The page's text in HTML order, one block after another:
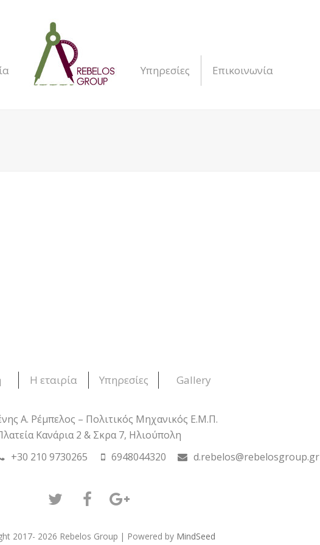
Υπηρεσίες Επικοινωνία
Η εταιρία Υπηρεσίες Gallery
Α. Ρέμπελος – Πολιτικός Μηχανικός Ε.Μ.Π.
Κανάρια 2 & Σκρα 7, Ηλιούπολη
+30 210 9730265
6948044320 d.rebelos@rebelosgroup.gr
TwitterFacebookGooglePlus
2017- 2026 Rebelos Group | Powered by MindSeed